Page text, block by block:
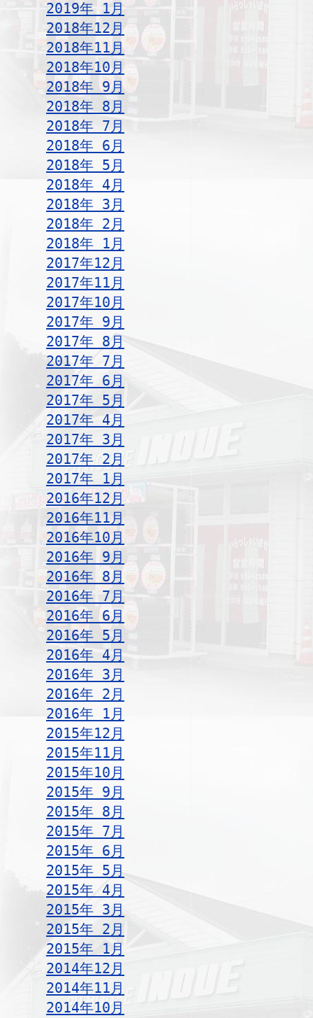
2019年 1月
2018年12月
2018年11月
2018年10月
2018年 9月
2018年 8月
2018年 7月
2018年 6月
2018年 5月
2018年 4月
2018年 3月
2018年 2月
2018年 1月
2017年12月
2017年11月
2017年10月
2017年 9月
2017年 8月
2017年 7月
2017年 6月
2017年 5月
2017年 4月
2017年 3月
2017年 2月
2017年 1月
2016年12月
2016年11月
2016年10月
2016年 9月
2016年 8月
2016年 7月
2016年 6月
2016年 5月
2016年 4月
2016年 3月
2016年 2月
2016年 1月
2015年12月
2015年11月
2015年10月
2015年 9月
2015年 8月
2015年 7月
2015年 6月
2015年 5月
2015年 4月
2015年 3月
2015年 2月
2015年 1月
2014年12月
2014年11月
2014年10月